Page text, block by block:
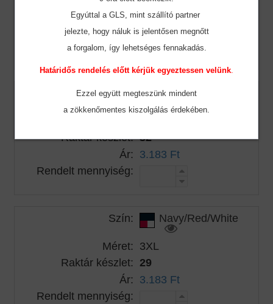
Raktár készlet: 23
Ár:
3.183 Ft
Rendelt mennyiség:
Szín:
Navy/Red/White
Raktár készlet: 32
Ár: 3.183 Ft
Rendelt mennyiség:
Szín:
Navy/Red/White
Méret: 3XL
Raktár készlet: 29
Ár: 3.183 Ft
Rendelt mennyiség:
Egyúttal a GLS, mint szállító partner
jelezte, hogy náluk is jelentősen megnőtt
a forgalom, így lehetséges fennakadás.
Határidős rendelés előtt kérjük egyeztessen velünk.
Ezzel együtt megteszünk mindent
a zökkenőmentes kiszolgálás érdekében.